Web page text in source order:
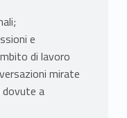
e
di lavoro
mirate
dovute a